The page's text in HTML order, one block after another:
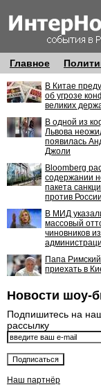
Главное
В Китае
об угрозе
великих
В одной из
Львова
появилась
Джоли
Bloomberg
содержании
пакета
против России
В МИД
массовый
чиновников из
Папа
приехать в
Новости шоу-
Подпишитесь на
рассылку
Наш партнёр